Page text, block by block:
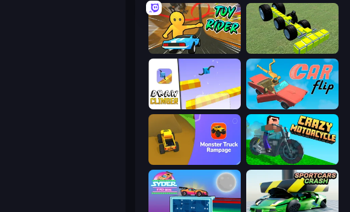
Toy Rider Genius Mechanic
Draw Climber Car Flip!
Monster Truck Rampage Crazy Motorcycle